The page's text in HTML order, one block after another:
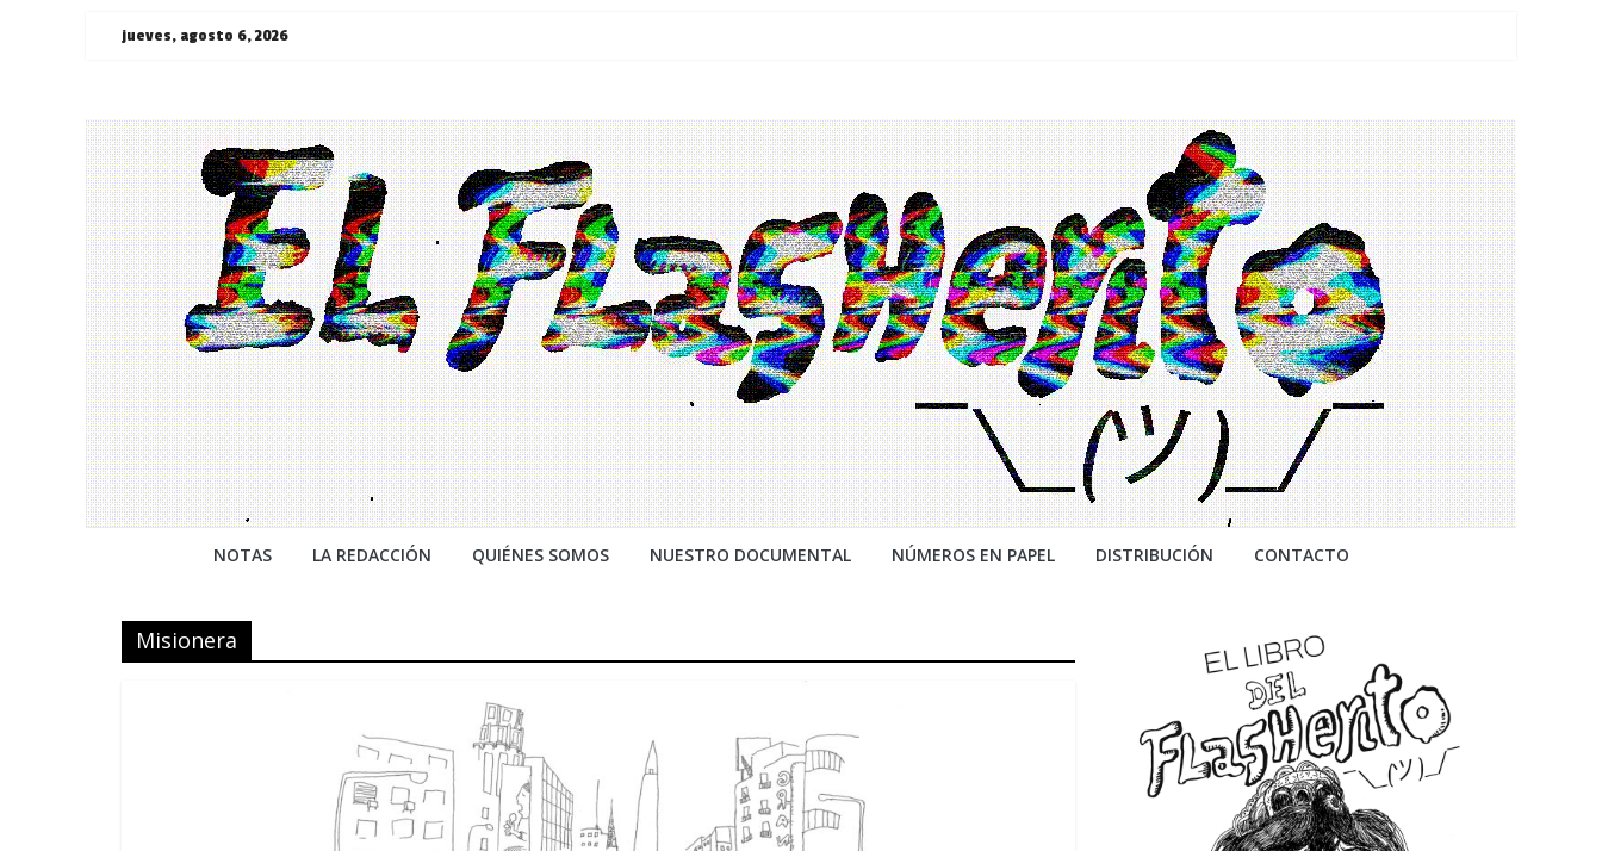
Saltarjueves, agosto 6, 2026
¯\_(ツ)_/
¯
NOTAS LA REDACCIÓN QUIÉNES SOMOS NUESTRO DOCUMENTAL NÚMEROS EN PAPEL DISTRIBUCIÓN CONTACTO
Misionera